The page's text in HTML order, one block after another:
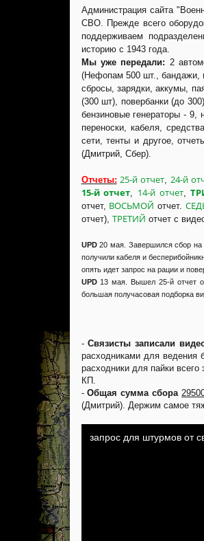
Администрация сайта
СВО. Прежде всего
поддерживаем
историю с 1943 года.
Мы уже передали: 2
(Нефопам 500 шт., бандажи,
сбросы, зарядки, аккумы,
(300 шт), повербанки (до
бензиновые генераторы - 9,
переноски, кабеля,
сети, тенты и другое,
(Дмитрий, Сбер).
Отчеты: 25-й отчет, 24-й
15-й отчет, 14-й отчет,
отчет, ВОСЬМОЙ отчет.
отчет), ТРЕТИЙ отчет с
UPD20 мая. Завершился сбор на
получили кабеля и
опять идет запрос на рации и
UPD 13 мая. Вышел 25-й отчет
большая получасовая подборка
-Связисты записали
расходниками для ведения
расходники для пайки
КП.
-Общая сумма сбора
(Дмитрий). Держим самое